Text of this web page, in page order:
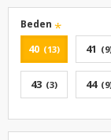
Beden
40 (13) 41
43 (3) 44